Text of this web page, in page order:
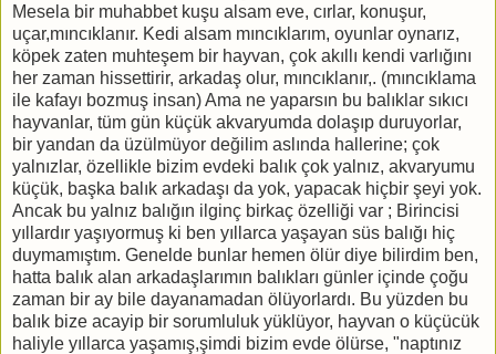
Mesela bir muhabbet kuşu alsam eve, cırlar, konuşur,
uçar,mıncıklanır. Kedi alsam mıncıklarım, oyunlar oynarız,
köpek zaten muhteşem bir hayvan, çok akıllı kendi varlığını
her zaman hissettirir, arkadaş olur, mıncıklanır,. (mıncıklama
ile kafayı bozmuş insan) Ama ne yaparsın bu balıklar sıkıcı
hayvanlar, tüm gün küçük akvaryumda dolaşıp duruyorlar,
bir yandan da üzülmüyor değilim aslında hallerine; çok
yalnızlar, özellikle bizim evdeki balık çok yalnız, akvaryumu
küçük, başka balık arkadaşı da yok, yapacak hiçbir şeyi yok.
Ancak bu yalnız balığın ilginç birkaç özelliği var ; Birincisi
yıllardır yaşıyormuş ki ben yıllarca yaşayan süs balığı hiç
duymamıştım. Genelde bunlar hemen ölür diye bilirdim ben,
hatta balık alan arkadaşlarımın balıkları günler içinde çoğu
zaman bir ay bile dayanamadan ölüyorlardı. Bu yüzden bu
balık bize acayip bir sorumluluk yüklüyor, hayvan o küçücük
haliyle yıllarca yaşamış,şimdi bizim evde ölürse, "naptınız